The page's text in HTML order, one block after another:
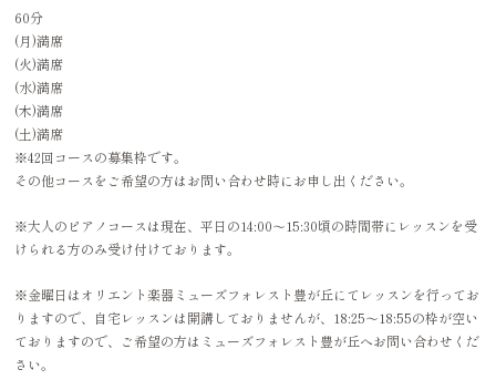
60分
(月)満席
(火)満席
(水)満席
(木)満席
(土)満席
※42回コースの募集枠です。
その他コースをご希望の方はお問い合わせ時にお申し出ください。
※大人のピアノコースは現在、平日の14:00〜15:30頃の時間帯にレッスンを受
けられる方のみ受け付けております。
※金曜日はオリエント楽器ミューズフォレスト豊が丘にてレッスンを行ってお
りますので、自宅レッスンは開講しておりませんが、18:25〜18:55の枠が空い
ておりますので、ご希望の方はミューズフォレスト豊が丘へお問い合わせくだ
さい。